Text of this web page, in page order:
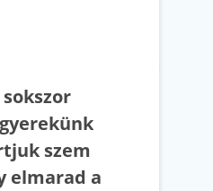
szem
elmarad a